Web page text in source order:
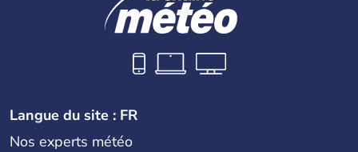
Langue du site : FR
Nos experts météo